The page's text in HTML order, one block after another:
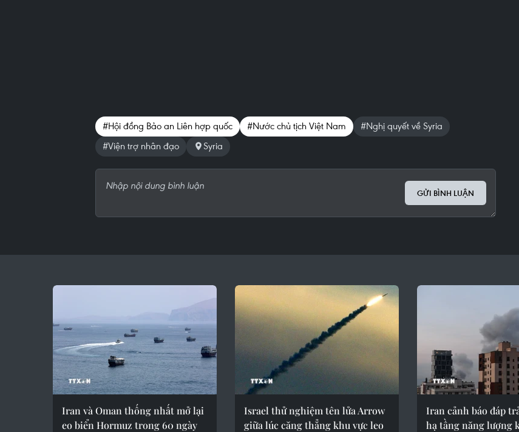
#Hội đồng Bảo an Liên hợp quốc #Nước chủ tịch Việt Nam
#Nghị quyết về Syria
#Viện trợ nhân đạo
Syria
GỬI BÌNH LUẬN
Iran và Oman thống nhất mở lại
eo biển Hormuz trong 60 ngày
Israel thử nghiệm tên lửa Arrow
giữa lúc căng thẳng khu vực leo
Iran cảnh báo đáp
hạ tầng năng lượng